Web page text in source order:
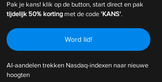
Pak je kans! klik op de button, start direct en pak
tijdelijk 50% korting met de code 'KANS'.
Word lid!
AI-aandelen trekken Nasdaq-indexen naar nieuwe
hoogten